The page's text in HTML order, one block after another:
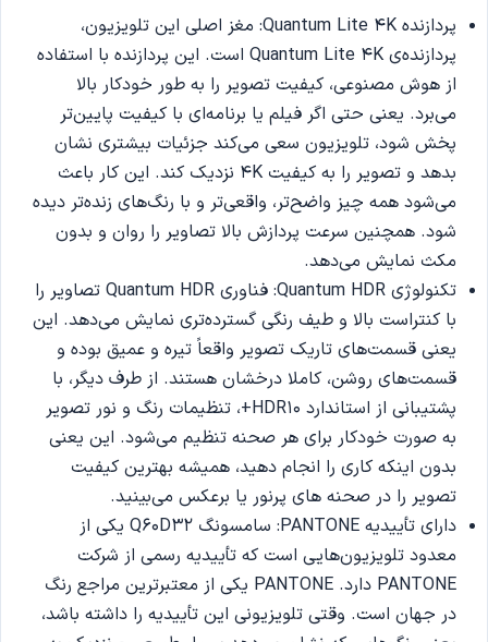
پردازنده Quantum Lite 4K: مغز اصلی این تلویزیون،
پردازنده‌ی Quantum Lite 4K است. این پردازنده با استفاده
از هوش مصنوعی، کیفیت تصویر را به طور خودکار بالا
می‌برد. یعنی حتی اگر فیلم یا برنامه‌ای با کیفیت پایین‌تر
پخش شود، تلویزیون سعی می‌کند جزئیات بیشتری نشان
بدهد و تصویر را به کیفیت 4K نزدیک کند. این کار باعث
می‌شود همه چیز واضح‌تر، واقعی‌تر و با رنگ‌های زنده‌تر دیده
شود. همچنین سرعت پردازش بالا تصاویر را روان و بدون
مکث نمایش می‌دهد.
تکنولوژی Quantum HDR: فناوری Quantum HDR تصاویر را
با کنتراست بالا و طیف رنگی گسترده‌تری نمایش می‌دهد. این
یعنی قسمت‌های تاریک تصویر واقعاً تیره و عمیق بوده و
قسمت‌های روشن، کاملا درخشان هستند. از طرف دیگر، با
پشتیبانی از استاندارد HDR10+، تنظیمات رنگ و نور تصویر
به صورت خودکار برای هر صحنه تنظیم می‌شود. این یعنی
بدون اینکه کاری را انجام دهید، همیشه بهترین کیفیت
تصویر را در صحنه های پرنور یا برعکس می‌بینید.
دارای تأییدیه PANTONE: سامسونگ Q60D32 یکی از
معدود تلویزیون‌هایی‌ است که تأییدیه رسمی از شرکت
PANTONE دارد. PANTONE یکی از معتبرترین مراجع رنگ
در جهان است. وقتی تلویزیونی این تأییدیه را داشته باشد،